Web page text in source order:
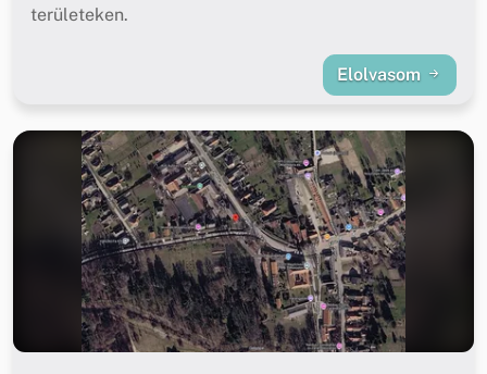
területeken.
Elolvasom